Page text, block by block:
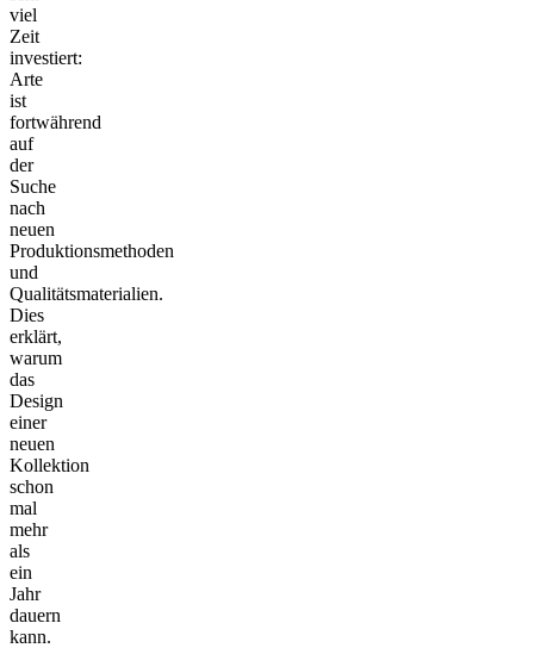
viel
Zeit
investiert:
Arte
ist
fortwährend
auf
der
Suche
nach
neuen
Produktionsmethoden
und
Qualitätsmaterialien.
Dies
erklärt,
warum
das
Design
einer
neuen
Kollektion
schon
mal
mehr
als
ein
Jahr
dauern
kann.